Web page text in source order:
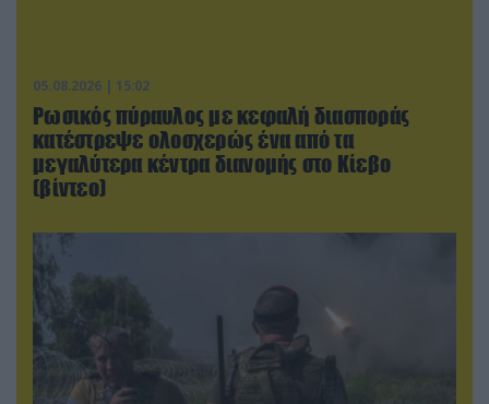
05.08.2026 | 15:02
Ρωσικός πύραυλος με κεφαλή διασποράς
κατέστρεψε ολοσχερώς ένα από τα
μεγαλύτερα κέντρα διανομής στο Κίεβο
(βίντεο)